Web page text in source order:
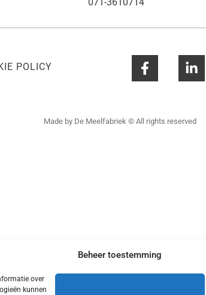
Beheer toestemming
over
kunnen
POLICY
Made by De Meelfabriek © All rights reserved